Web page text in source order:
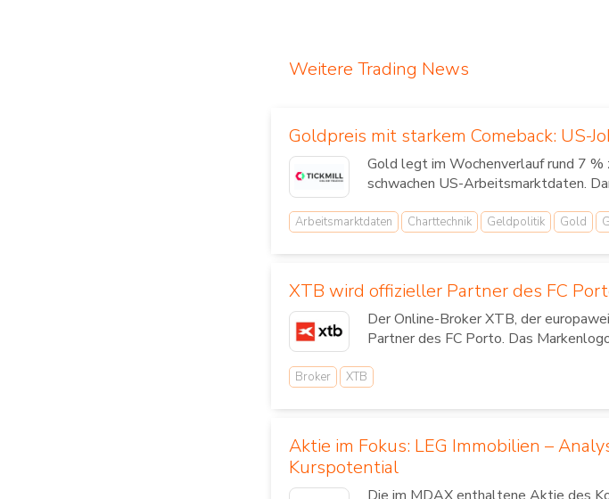
Weitere Trading News
Goldpreis mit starkem Comeback: US-
Gold legt im Wochenverlauf rund 7 %
schwachen US-Arbeitsmarktdaten.
Arbeitsmarktdaten Charttechnik Geldpolitik Gold
XTB wird offizieller Partner des FC
Der Online-Broker XTB, der
Partner des FC Porto. Das
Broker XTB
Aktie im Fokus: LEG Immobilien –
Kurspotential